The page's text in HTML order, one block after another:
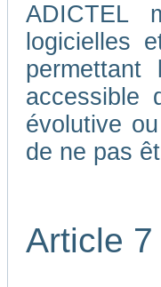
ADICTEL
logicielles
accessible
évolutive
de ne pas
Article 7